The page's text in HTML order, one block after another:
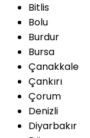
Bitlis
Bolu
Burdur
Bursa
Çanakkale
Çankırı
Çorum
Denizli
Diyarbakır